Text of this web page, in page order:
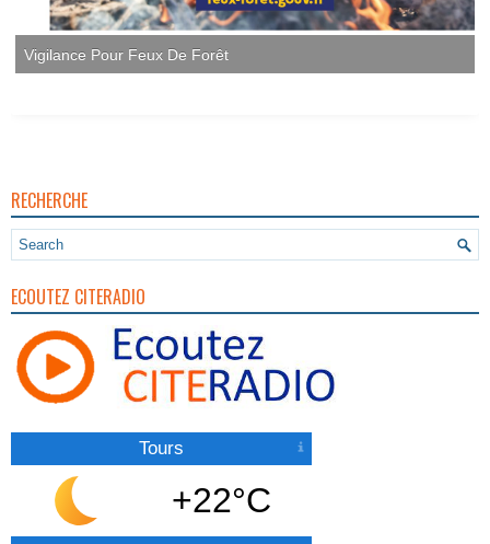
Vigilance Pour Feux De Forêt
RECHERCHE
ECOUTEZ CITERADIO
Tours
+22°C